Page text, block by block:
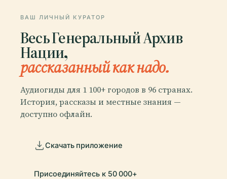
ВАШ ЛИЧНЫЙ КУРАТОР
Весь Генеральный Архив
Нации,
рассказанный как надо.
Аудиогиды для 1 100+ городов в 96 странах.
История, рассказы и местные знания —
доступно офлайн.
Скачать приложение
Присоединяйтесь к 50 000+